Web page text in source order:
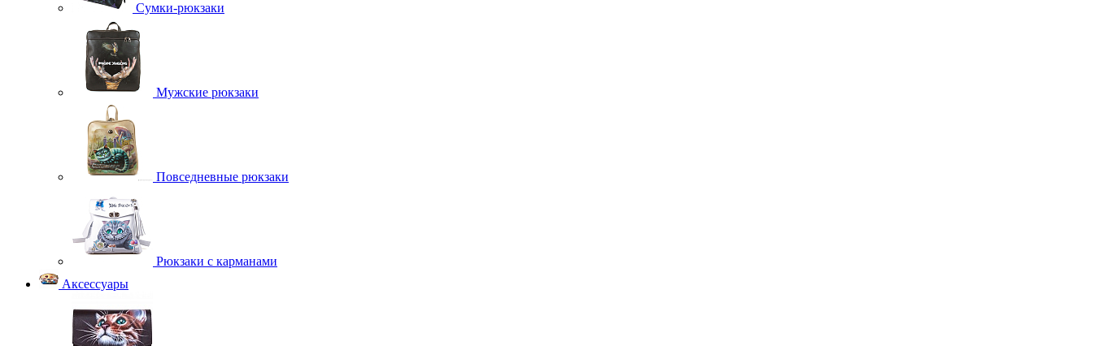
Сумки-рюкзаки
Мужские рюкзаки
Повседневные рюкзаки
Рюкзаки с карманами
Аксессуары